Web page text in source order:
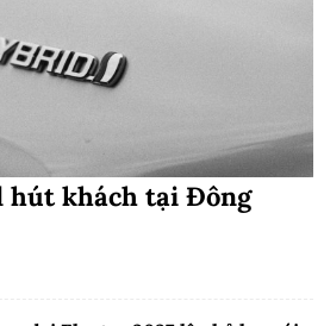
hút khách tại Đông